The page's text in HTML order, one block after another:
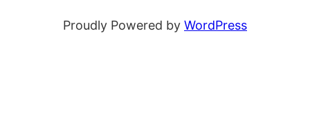
Proudly Powered by WordPress